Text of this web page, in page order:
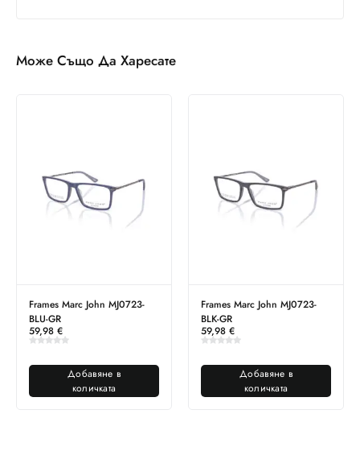
Може Също Да Харесате
Frames Marc John MJ0723-
BLU-GR
59,98 €
Добавяне в
количката
Frames Marc John MJ0723-
BLK-GR
59,98 €
Добавяне в
количката